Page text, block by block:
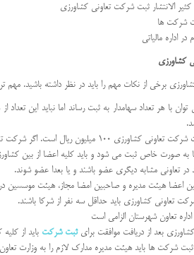
الانتشار ثبت شرکت تعاونی کشاورزی
شرکت ها
اداره مالیاتی
کشاورزی
برخی از نکات مهم را باید در نظر داشته باشید. مهم
با هر تعداد سهامدار به ثبت رساند اما نباید این
عام ثبت شود باید حداقل 500 میلیون ریال سرمایه اولیه در شرکت تعاونی تادیه شود.
صورت خاص ثبت می شود و باید کلیه اعضا از بین
در تعاونی مشابه دیگری عضو باشند و یا بعدا عضو شوند.
اعضا هیئت مدیره و صاحبین امضا مجاز، هیئت موسسین
تعاونی کشاورزی باید حداقل سه نفر از شرکا باشند.
تعاون شهرستان الزامی است
بعد از دریافت موافقت برایثبت شرکت باید از
ثبت شرکت ها باید هیئت مدیره مدارک لازم را به وزارت تعاون